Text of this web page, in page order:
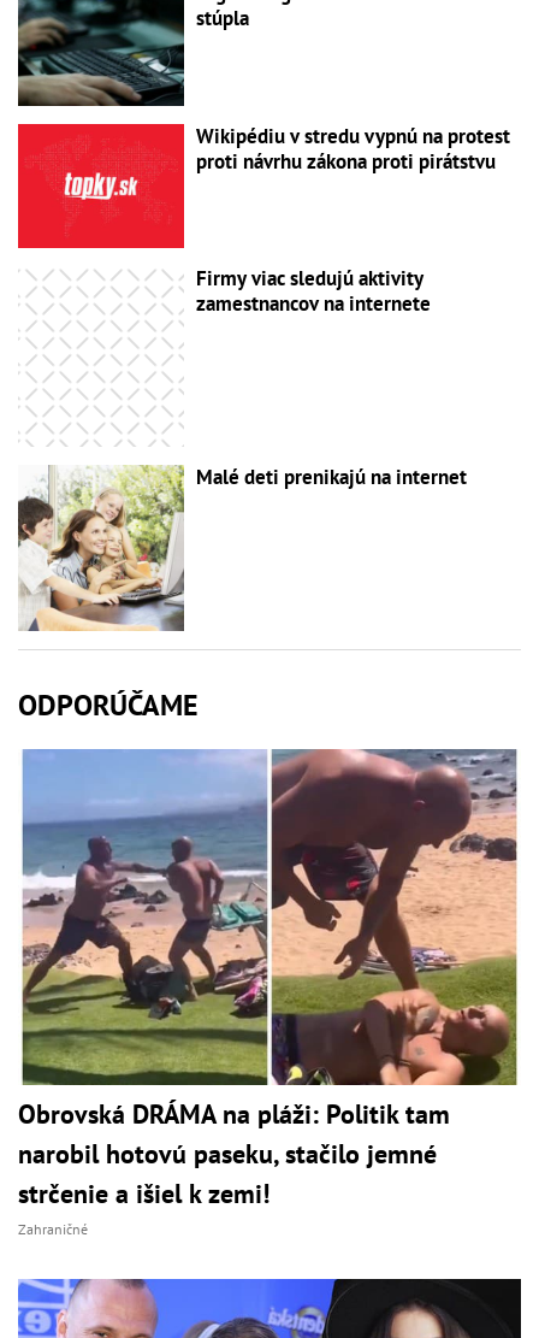
stúpla
Wikipédiu v stredu vypnú na protest
proti návrhu zákona proti pirátstvu
Firmy viac sledujú aktivity
zamestnancov na internete
Malé deti prenikajú na internet
ODPORÚČAME
Obrovská DRÁMA na pláži: Politik tam
narobil hotovú paseku, stačilo jemné
strčenie a išiel k zemi!
Zahraničné